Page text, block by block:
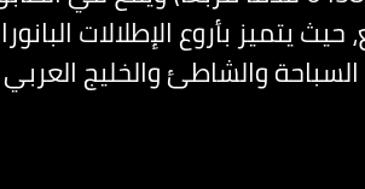
يتميز بأروع الإطلالات